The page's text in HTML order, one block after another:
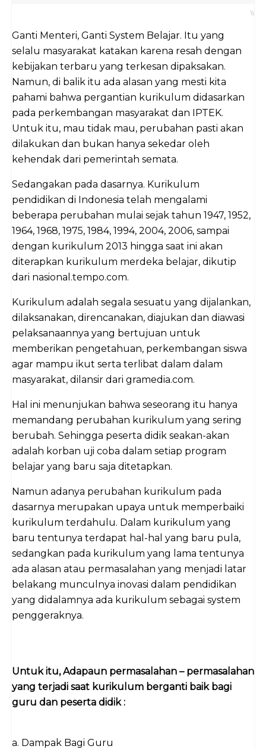
\\
Ganti Menteri, Ganti System Belajar. Itu yang
selalu masyarakat katakan karena resah dengan
kebijakan terbaru yang terkesan dipaksakan.
Namun, di balik itu ada alasan yang mesti kita
pahami bahwa pergantian kurikulum didasarkan
pada perkembangan masyarakat dan IPTEK.
Untuk itu, mau tidak mau, perubahan pasti akan
dilakukan dan bukan hanya sekedar oleh
kehendak dari pemerintah semata.
Sedangakan pada dasarnya. Kurikulum
pendidikan di Indonesia telah mengalami
beberapa perubahan mulai sejak tahun 1947, 1952,
1964, 1968, 1975, 1984, 1994, 2004, 2006, sampai
dengan kurikulum 2013 hingga saat ini akan
diterapkan kurikulum merdeka belajar, dikutip
dari nasional.tempo.com.
Kurikulum adalah segala sesuatu yang dijalankan,
dilaksanakan, direncanakan, diajukan dan diawasi
pelaksanaannya yang bertujuan untuk
memberikan pengetahuan, perkembangan siswa
agar mampu ikut serta terlibat dalam dalam
masyarakat, dilansir dari gramedia.com.
Hal ini menunjukan bahwa seseorang itu hanya
memandang perubahan kurikulum yang sering
berubah. Sehingga peserta didik seakan-akan
adalah korban uji coba dalam setiap program
belajar yang baru saja ditetapkan.
Namun adanya perubahan kurikulum pada
dasarnya merupakan upaya untuk memperbaiki
kurikulum terdahulu. Dalam kurikulum yang
baru tentunya terdapat hal-hal yang baru pula,
sedangkan pada kurikulum yang lama tentunya
ada alasan atau permasalahan yang menjadi latar
belakang munculnya inovasi dalam pendidikan
yang didalamnya ada kurikulum sebagai system
penggeraknya.
Untuk itu, Adapaun permasalahan – permasalahan
yang terjadi saat kurikulum berganti baik bagi
guru dan peserta didik :
a. Dampak Bagi Guru